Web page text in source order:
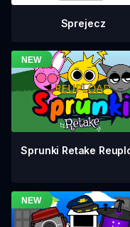
Sprejecz
Sprunki Retake